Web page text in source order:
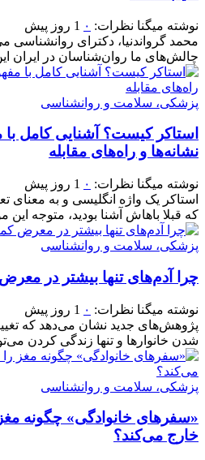
نوشته میگنا نظرات: ۰ 1 روز پیش
محمد گرواندنیا، دکترای روانشناسی
چالش‌های ما روان‌شناسان در ایران
پزشکی، سلامت و روانشناسی
استاکر کیست؟ آشنایی کامل با
نشانه‌ها و راه‌های مقابله
نوشته میگنا نظرات: ۰ 1 روز پیش
استاکر یک واژه انگلیسی و به
که قبلا باهاش آشنا بودید، متوجه
پزشکی، سلامت و روانشناسی
چرا آدم‌های تنها بیشتر در
نوشته میگنا نظرات: ۰ 1 روز پیش
پژوهش‌های جدید نشان می‌دهد که
شدن خانوارها و تنها زندگی کردن
پزشکی، سلامت و روانشناسی
«سفرهای خانوادگی» چگونه
خارج می‌کند؟